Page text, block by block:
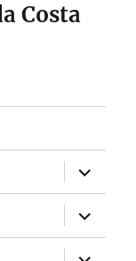
Costa
expandir
expandir
expandir